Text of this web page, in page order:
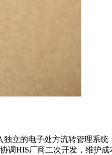
立的电子处方流转管理系
HIS厂商二次开发，维护